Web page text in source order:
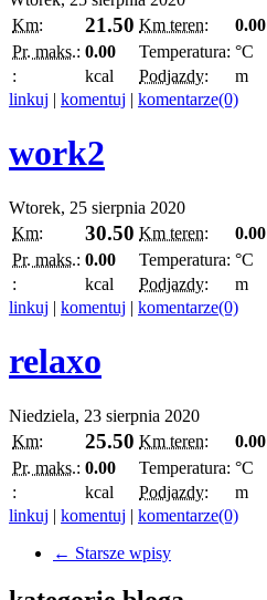
Km:
21.50 Km teren: 0.00
Pr. maks.: 0.00 Temperatura: °C
:
kcal Podjazdy: m
linkuj | komentuj | komentarze(0)
work2
Wtorek, 25 sierpnia 2020
Km:
30.50 Km teren: 0.00
Pr. maks.: 0.00 Temperatura: °C
:
kcal Podjazdy: m
linkuj | komentuj | komentarze(0)
relaxo
Niedziela, 23 sierpnia 2020
Km:
25.50 Km teren: 0.00
Pr. maks.: 0.00 Temperatura: °C
:
kcal Podjazdy: m
linkuj | komentuj | komentarze(0)
← Starsze wpisy